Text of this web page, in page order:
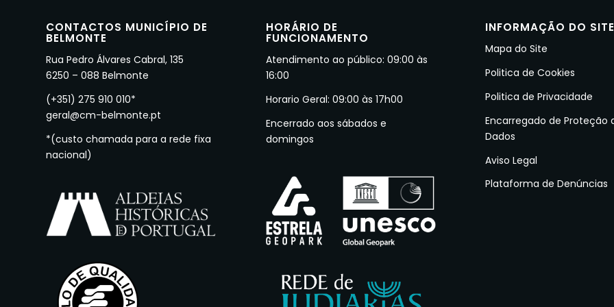
CONTACTOS MUNICÍPIO DE
BELMONTE
Rua Pedro Álvares Cabral, 135
6250 – 088 Belmonte
(+351) 275 910 010*
geral@cm-belmonte.pt
*(custo chamada para a rede fixa
nacional)
HORÁRIO DE
FUNCIONAMENTO
Atendimento ao público: 09:00 às
16:00
Horario Geral: 09:00 às 17h00
Encerrado aos sábados e
domingos
INFORMAÇÃO DO
Mapa do Site
Politica de Cookies
Politica de Privacidade
Encarregado de Proteção
Dados
Aviso Legal
Plataforma de Denúncias